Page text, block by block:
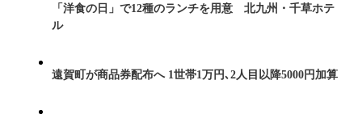
「洋食の日」で12種のランチを用意 北九州・千草ホテ
ル
遠賀町が商品券配布へ 1世帯1万円､2人目以降5000円加算